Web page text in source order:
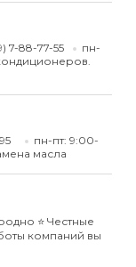
7-88-77-55
пн-
пн-пт: 9:00-
масла
⭐️ Честные
компаний вы